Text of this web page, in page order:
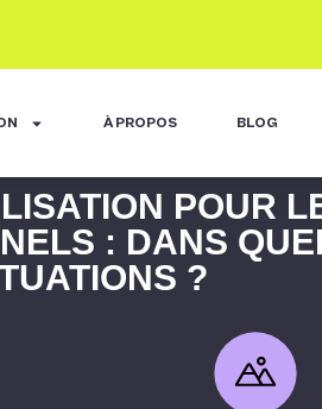
À PROPOS BLOG
POUR
: DANS
?